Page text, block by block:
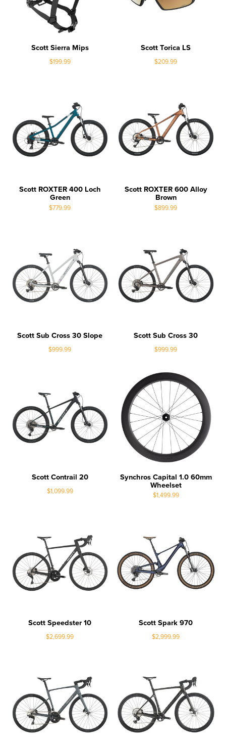
Scott Sierra Mips
$199.99
Scott Torica LS
$209.99
Scott ROXTER 400 Loch
Green
$779.99
Scott ROXTER 600 Alloy
Brown
$899.99
Scott Sub Cross 30 Slope
$999.99
Scott Sub Cross 30
$999.99
Scott Contrail 20
$1,099.99
Synchros Capital 1.0 60mm
Wheelset
$1,499.99
Scott Speedster 10
$2,699.99
Scott Spark 970
$2,999.99